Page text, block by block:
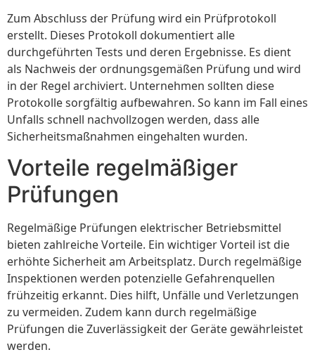
Zum Abschluss der Prüfung wird ein Prüfprotokoll
erstellt. Dieses Protokoll dokumentiert alle
durchgeführten Tests und deren Ergebnisse. Es dient
als Nachweis der ordnungsgemäßen Prüfung und wird
in der Regel archiviert. Unternehmen sollten diese
Protokolle sorgfältig aufbewahren. So kann im Fall eines
Unfalls schnell nachvollzogen werden, dass alle
Sicherheitsmaßnahmen eingehalten wurden.
Vorteile regelmäßiger
Prüfungen
Regelmäßige Prüfungen elektrischer Betriebsmittel
bieten zahlreiche Vorteile. Ein wichtiger Vorteil ist die
erhöhte Sicherheit am Arbeitsplatz. Durch regelmäßige
Inspektionen werden potenzielle Gefahrenquellen
frühzeitig erkannt. Dies hilft, Unfälle und Verletzungen
zu vermeiden. Zudem kann durch regelmäßige
Prüfungen die Zuverlässigkeit der Geräte gewährleistet
werden.